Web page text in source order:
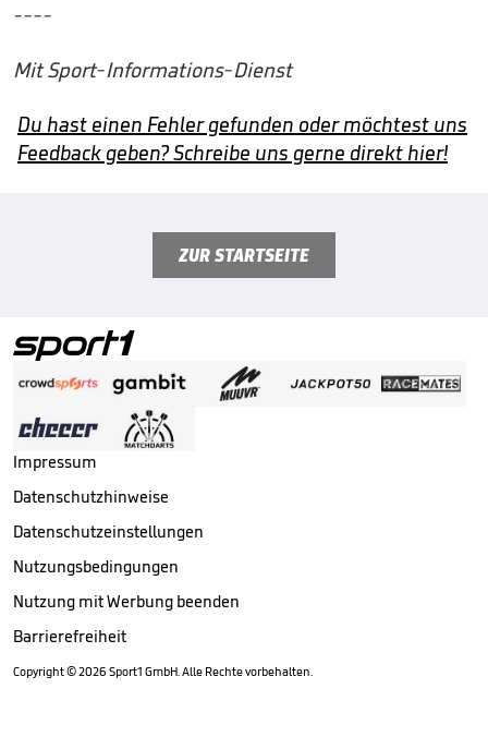
----
Mit Sport-Informations-Dienst
Du hast einen Fehler gefunden oder möchtest uns
Feedback geben? Schreibe uns gerne direkt hier!
ZUR STARTSEITE
Impressum
Datenschutzhinweise
Datenschutzeinstellungen
Nutzungsbedingungen
Nutzung mit Werbung beenden
Barrierefreiheit
Copyright ©2026 Sport1 GmbH. Alle Rechte vorbehalten.